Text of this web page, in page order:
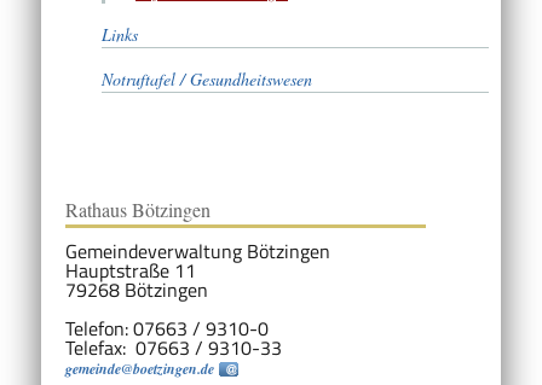
Links
Notruftafel / Gesundheitswesen
Rathaus Bötzingen
Gemeindeverwaltung Bötzingen
Hauptstraße 11
79268 Bötzingen
Telefon: 07663 / 9310-0
Telefax: 07663 / 9310-33
gemeinde@boetzingen.de